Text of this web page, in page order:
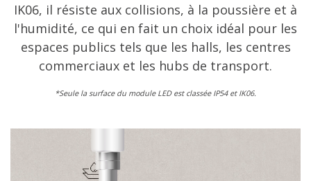
IK06, il résiste aux collisions, à la poussière et à
l'humidité, ce qui en fait un choix idéal pour les
espaces publics tels que les halls, les centres
commerciaux et les hubs de transport.
​*Seule la surface du module LED est classée IP54 et IK06.​